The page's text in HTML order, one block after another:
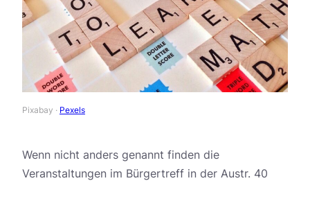
Pixabay · Pexels
Wenn nicht anders genannt finden die
Veranstaltungen im Bürgertreff in der Austr. 40